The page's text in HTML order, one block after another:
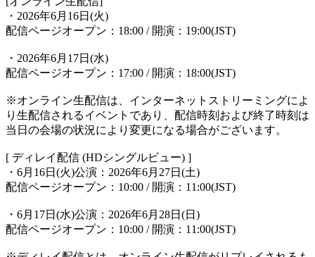
・2026年6月16日(火)
配信ページオープン：18:00 / 開演：19:00(JST)
・2026年6月17日(水)
配信ページオープン：17:00 / 開演：18:00(JST)
※オンライン生配信は、インターネットストリーミングによ
り生配信されるイベントであり、配信時刻および終了時刻は
当日の会場の状況により変更になる場合がございます。
[ ディレイ配信 (HDシングルビュー) ]
・6月16日(火)公演：2026年6月27日(土)
配信ページオープン：10:00 / 開演：11:00(JST)
・6月17日(水)公演：2026年6月28日(日)
配信ページオープン：10:00 / 開演：11:00(JST)